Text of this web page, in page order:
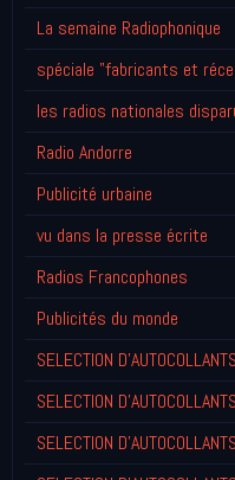
La semaine Radiophonique
spéciale "fabricants et
les radios nationales
Radio Andorre
Publicité urbaine
vu dans la presse écrite
Radios Francophones
Publicités du monde
SELECTION
SELECTION
SELECTION